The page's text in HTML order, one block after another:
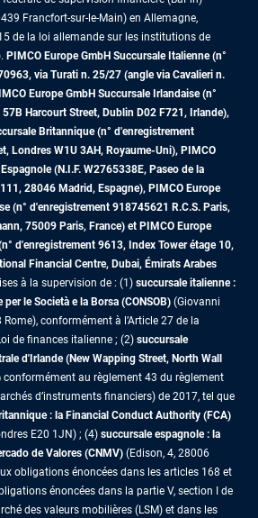
Francfort-sur-le-Main) en Allemagne,
de la loi allemande sur les institutions de
PIMCO Europe GmbH Succursale Italienne (n°
via Turati n. 25/27 (angle via Cavalieri n.
Europe GmbH Succursale Irlandaise (n°
Harcourt Street, Dublin D02 F721, Irlande),
Britannique (n° d'enregistrement
Londres W1U 3AH, Royaume-Uni), PIMCO
(N.I.F. W2765338E, Paseo de la
28046 Madrid, Espagne), PIMCO Europe
(n° d'enregistrement 918745621 R.C.S. Paris,
75009 Paris, France) et PIMCO Europe
d'enregistrement 9613, Index Tower étage 10,
Financial Centre, Dubai, Émirats Arabes
à la supervision de : (1) succursale italienne :
le Società e la Borsa (CONSOB) (Giovanni
conformément à l’Article 27 de la
de finances italienne ; (2) succursale
d'Irlande (New Wapping Street, North Wall
conformément au règlement 43 du règlement
d’instruments financiers) de 2017, tel que
: la Financial Conduct Authority (FCA)
E20 1JN) ; (4) succursale espagnole : la
de Valores (CNMV) (Edison, 4, 28006
obligations énoncées dans les articles 168 et
énoncées dans la partie V, section I de
des valeurs mobilières (LSM) et dans les